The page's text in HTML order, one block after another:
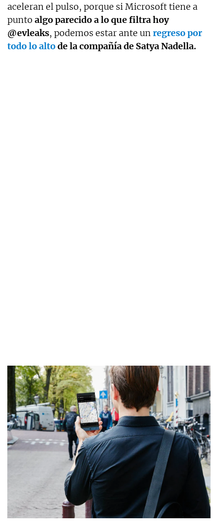
aceleran el pulso, porque si Microsoft tiene a
punto algo parecido a lo que filtra hoy
@evleaks, podemos estar ante unregreso por
todo lo altode la compañía de Satya Nadella.